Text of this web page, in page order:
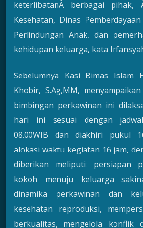
keterlibatanÂ berbagai pihak,
Kesehatan, Dinas
Perlindungan Anak, dan
kehidupan keluarga, kata
Sebelumnya Kasi Bimas Islam
Khobir, S.Ag,MM,
bimbingan perkawinan ini
hari ini sesuai dengan
08.00WIB dan diakhiri pukul
alokasi waktu kegiatan 16 jam,
diberikan meliputi: persiapan
kokoh menuju keluarga
dinamika perkawinan dan
kesehatan reproduksi,
berkualitas, mengelola konflik